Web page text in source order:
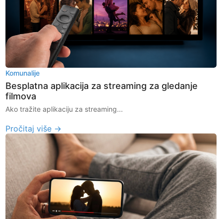
Komunalije
Besplatna aplikacija za streaming za gledanje
filmova
Ako tražite aplikaciju za streaming...
Pročitaj više →